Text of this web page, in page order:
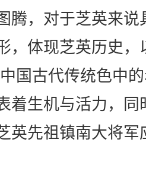
腾，对于芝英来
，体现芝英历史
国古代传统色中
着生机与活力，
英先祖镇南大将